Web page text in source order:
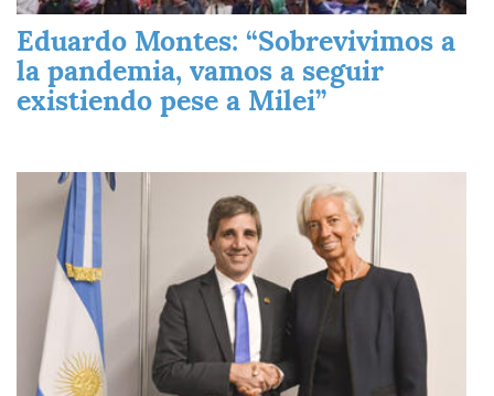
Eduardo Montes: “Sobrevivimos a
la pandemia, vamos a seguir
existiendo pese a Milei”
Imagen